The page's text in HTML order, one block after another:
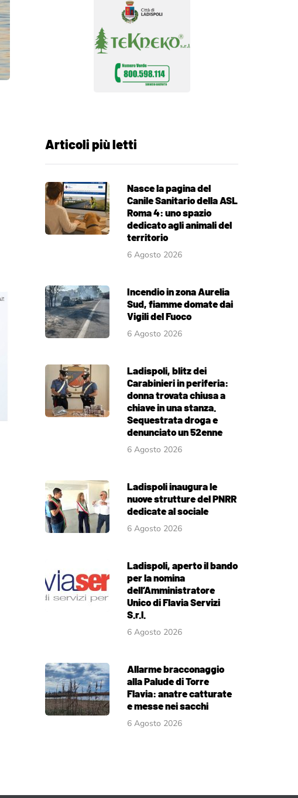
Articoli più letti
Nasce la pagina del
Canile Sanitario della ASL
Roma 4: uno spazio
dedicato agli animali del
territorio
6 Agosto 2026
Incendio in zona Aurelia
Sud, fiamme domate dai
Vigili del Fuoco
6 Agosto 2026
Ladispoli, blitz dei
Carabinieri in periferia:
donna trovata chiusa a
chiave in una stanza.
Sequestrata droga e
denunciato un 52enne
6 Agosto 2026
Ladispoli inaugura le
nuove strutture del PNRR
dedicate al sociale
6 Agosto 2026
Ladispoli, aperto il bando
per la nomina
dell’Amministratore
Unico di Flavia Servizi
S.r.l.
6 Agosto 2026
Allarme bracconaggio
alla Palude di Torre
Flavia: anatre catturate
e messe nei sacchi
6 Agosto 2026